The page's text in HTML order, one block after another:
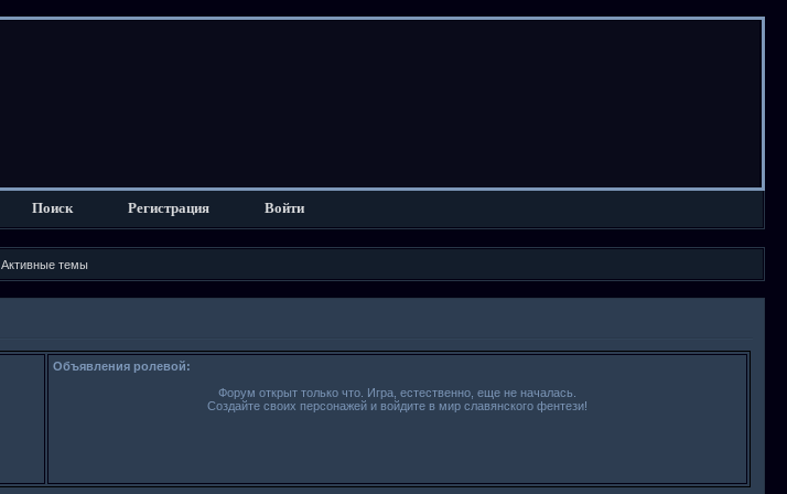
Поиск Регистрация Войти
Активные темы
Объявления ролевой:
Форум открыт только что. Игра, естественно, еще не началась.
Создайте своих персонажей и войдите в мир славянского фентези!